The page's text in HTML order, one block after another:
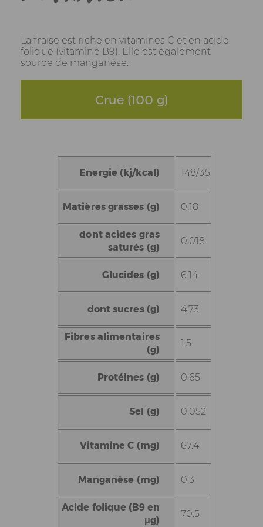
La fraise est riche en vitamines C et en acide
folique (vitamine B9). Elle est également
source de manganèse.
Crue (100 g)
Energie (kj/kcal) 148/35
Matières grasses (g) 0.18
dont acides gras
saturés (g)
0.018
Glucides (g) 6.14
dont sucres (g) 4.73
Fibres alimentaires
(g)
1.5
Protéines (g) 0.65
Sel (g) 0.052
Vitamine C (mg) 67.4
Manganèse (mg) 0.3
Acide folique (B9 en
μg)
70.5